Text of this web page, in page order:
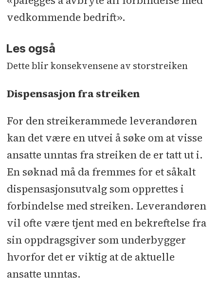
vedkommende bedrift».
Les også
Dette blir konsekvensene av storstreiken
Dispensasjon fra streiken
For den streikerammede leverandøren
kan det være en utvei å søke om at visse
ansatte unntas fra streiken de er tatt ut i.
En søknad må da fremmes for et såkalt
dispensasjonsutvalg som opprettes i
forbindelse med streiken. Leverandøren
vil ofte være tjent med en bekreftelse fra
sin oppdragsgiver som underbygger
hvorfor det er viktig at de aktuelle
ansatte unntas.